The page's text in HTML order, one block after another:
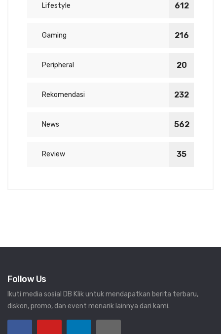
Lifestyle 612
Gaming 216
Peripheral 20
Rekomendasi 232
News 562
Review 35
Follow Us
Ikuti media sosial DB Klik untuk mendapatkan berita terbaru,
diskon, promo, dan event menarik lainnya dari kami.